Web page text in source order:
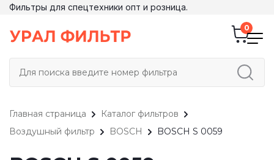
Фильтры для спецтехники опт и розница.
Главная страница
Каталог фильтров
Воздушный фильтр
BOSCH BOSCH S 0059